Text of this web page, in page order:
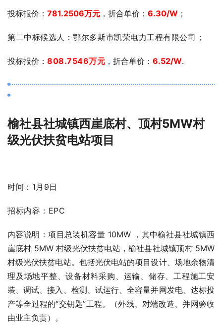
投标报价： 781.2506万元 ，折合单价： 6.30/W ；
第二中标候选人：鄂尔多斯市凯荣电力工程有限公司；
投标报价： 808.7546万元 ，折合单价：6.52/W.
榆社县社城镇西崖底村、顶村5MW村
级光伏扶贫电站项目
时间：1月9日
招标内容： EPC
内容说明：项目总装机容量 10MW ，其中榆社县社城镇西
崖底村 5MW 村级光伏扶贫电站，榆社县社城镇顶村 5MW
村级光伏扶贫电站。包括光伏电站的项目设计、场地余物清
理及场地平整、设备材料采购、运输、储存、工程施工安
装、调试、接入、检测、试运行、全容量并网发电、达标投
产等全过程的“交钥匙”工程。（外线、对端改造、并网验收
由业主负责）。